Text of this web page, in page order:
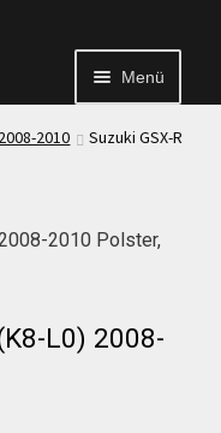
Menü
2010
Suzuki GSX-R
L0) 2008-